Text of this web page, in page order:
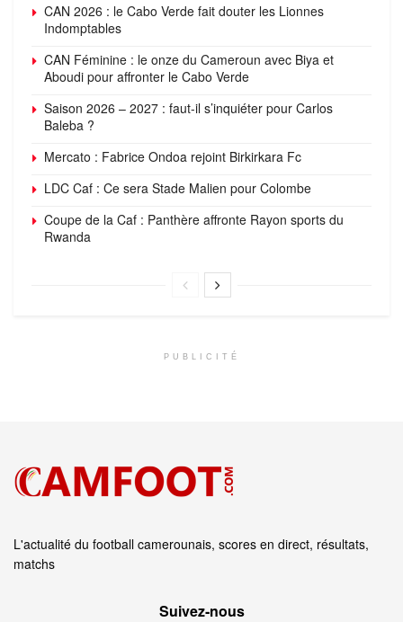
CAN 2026 : le Cabo Verde fait douter les Lionnes
Indomptables
CAN Féminine : le onze du Cameroun avec Biya et
Aboudi pour affronter le Cabo Verde
Saison 2026 – 2027 : faut-il s’inquiéter pour Carlos
Baleba ?
Mercato : Fabrice Ondoa rejoint Birkirkara Fc
LDC Caf : Ce sera Stade Malien pour Colombe
Coupe de la Caf : Panthère affronte Rayon sports du
Rwanda
PUBLICITÉ
L'actualité du football camerounais, scores en direct, résultats,
matchs
Suivez‑nous